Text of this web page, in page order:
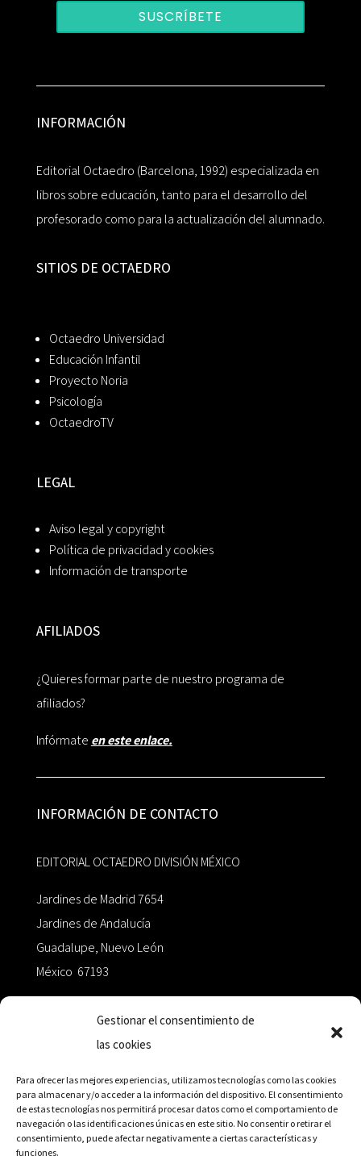
Gestionar el consentimiento de
las cookies
Para ofrecer las mejores experiencias, utilizamos tecnologías como las cookies
para almacenar y/o acceder a la información del dispositivo. El consentimiento
de estas tecnologías nos permitirá procesar datos como el comportamiento de
navegación o las identificaciones únicas en este sitio. No consentir o retirar el
consentimiento, puede afectar negativamente a ciertas características y
funciones.
SUSCRÍBETE
INFORMACIÓN
Editorial Octaedro (Barcelona, 1992) especializada en
libros sobre educación, tanto para el desarrollo del
profesorado como para la actualización del alumnado.
SITIOS DE OCTAEDRO
Octaedro Universidad
Educación Infantil
Proyecto Noria
Psicología
OctaedroTV
LEGAL
Aviso legal y copyright
Política de privacidad y cookies
Información de transporte
AFILIADOS
¿Quieres formar parte de nuestro programa de
afiliados?
Infórmate en este enlace.
INFORMACIÓN DE CONTACTO
EDITORIAL OCTAEDRO DIVISIÓN MÉXICO
Jardines de Madrid 7654
Jardines de Andalucía
Guadalupe, Nuevo León
México 67193
+52 811.499.5638
RED DE DISTRIBUCIÓN